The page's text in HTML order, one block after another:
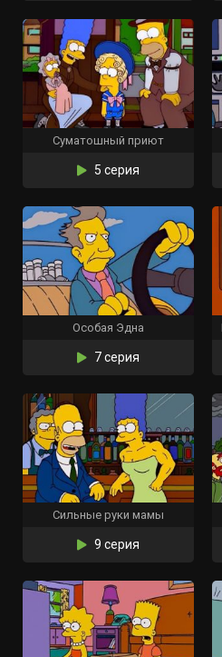
Суматошный приют
5 серия
Особая Эдна
7 серия
Сильные руки мамы
9 серия